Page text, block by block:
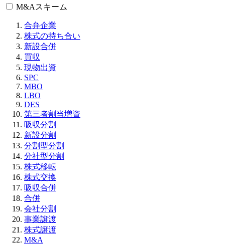
M&Aスキーム
合弁企業
株式の持ち合い
新設合併
買収
現物出資
SPC
MBO
LBO
DES
第三者割当増資
吸収分割
新設分割
分割型分割
分社型分割
株式移転
株式交換
吸収合併
合併
会社分割
事業譲渡
株式譲渡
M&A